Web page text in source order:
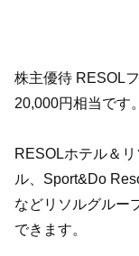
株主優待 RESOL
20,000円相当です。
RESOLホテル＆
ル、Sport&Do
などリソルグルー
できます。